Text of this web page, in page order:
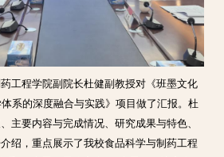
工程学院副院长杜健副教授对《班墨文化
系的深度融合与实践》项目做了汇报。杜
主要内容与完成情况、研究成果与特色、
绍，重点展示了我校食品科学与制药工程